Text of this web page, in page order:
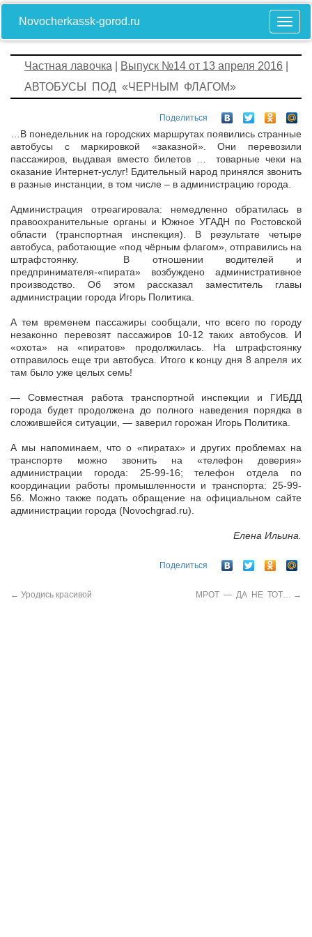
Novocherkassk-gorod.ru
Частная лавочка Выпуск №14 от 13 апреля 2016
АВТОБУСЫ ПОД «ЧЕРНЫМ ФЛАГОМ»
Поделиться
…В понедельник на городских маршрутах появились странные
автобусы с маркировкой «заказной». Они перевозили
пассажиров, выдавая вместо билетов … товарные чеки на
оказание Интернет-услуг! Бдительный народ принялся звонить
в разные инстанции, в том числе – в администрацию города.
Администрация отреагировала: немедленно обратилась в
правоохранительные органы и Южное УГАДН по Ростовской
области (транспортная инспекция). В результате четыре
автобуса, работающие «под чёрным флагом», отправились на
штрафстоянку. В отношении водителей и
предпринимателя-«пирата» возбуждено административное
производство. Об этом рассказал заместитель главы
администрации города Игорь Политика.
А тем временем пассажиры сообщали, что всего по городу
незаконно перевозят пассажиров 10-12 таких автобусов. И
«охота» на «пиратов» продолжилась. На штрафстоянку
отправилось еще три автобуса. Итого к концу дня 8 апреля их
там было уже целых семь!
— Совместная работа транспортной инспекции и ГИБДД
города будет продолжена до полного наведения порядка в
сложившейся ситуации, — заверил горожан Игорь Политика.
А мы напоминаем, что о «пиратах» и других проблемах на
транспорте можно звонить на «телефон доверия»
администрации города: 25-99-16; телефон отдела по
координации работы промышленности и транспорта: 25-99-
56. Можно также подать обращение на официальном сайте
администрации города (Novochgrad.ru).
Елена Ильина.
Поделиться
← Уродись красивой МРОТ — ДА НЕ ТОТ… →